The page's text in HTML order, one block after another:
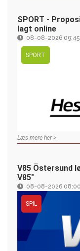
SPORT -
lagt online
08-08-2026
SPORT
Læs mere her >
V85 Östersund
V85"
08-08-2026
SPIL